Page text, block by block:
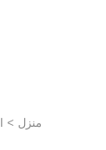
منزل >